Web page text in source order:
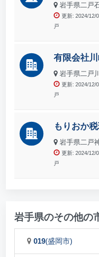
岩手県二戸
更新: 2024/12/
戸
有限会社
岩手県二戸
更新: 2024/12/
戸
もりおか
岩手県二戸
更新: 2024/12/
戸
岩手県のその他の
019(盛岡市)